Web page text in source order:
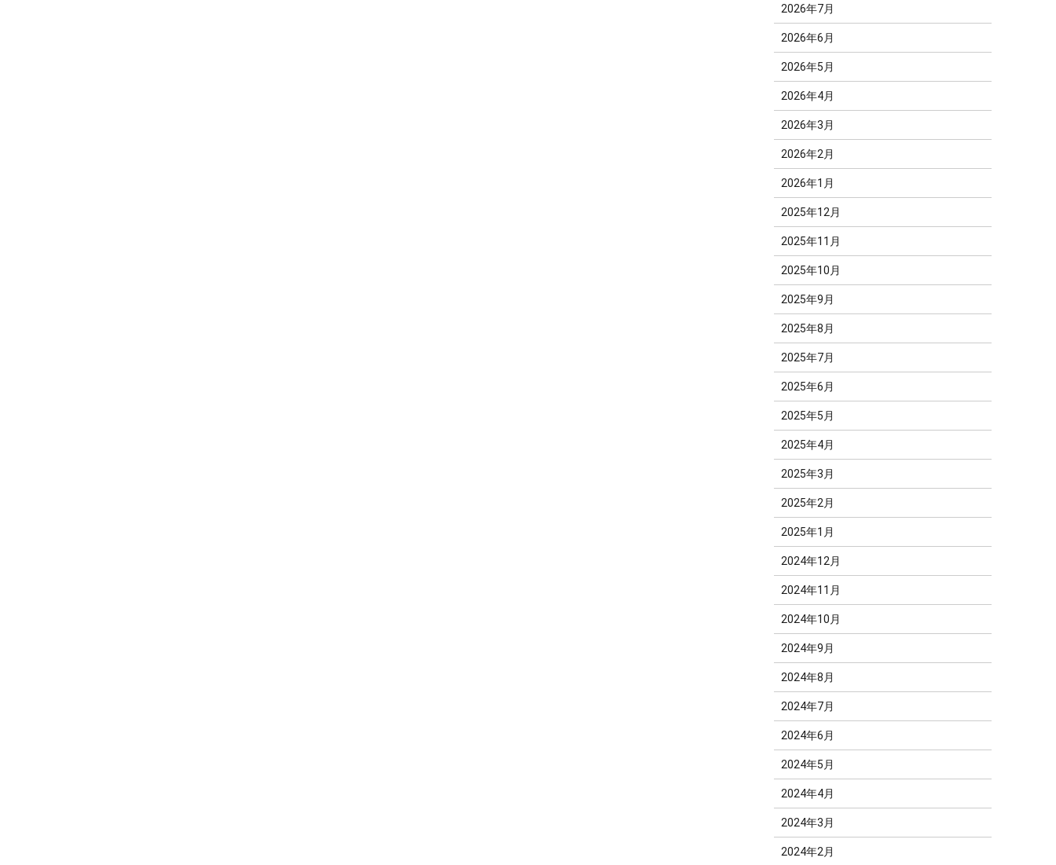
2026年7月
2026年6月
2026年5月
2026年4月
2026年3月
2026年2月
2026年1月
2025年12月
2025年11月
2025年10月
2025年9月
2025年8月
2025年7月
2025年6月
2025年5月
2025年4月
2025年3月
2025年2月
2025年1月
2024年12月
2024年11月
2024年10月
2024年9月
2024年8月
2024年7月
2024年6月
2024年5月
2024年4月
2024年3月
2024年2月